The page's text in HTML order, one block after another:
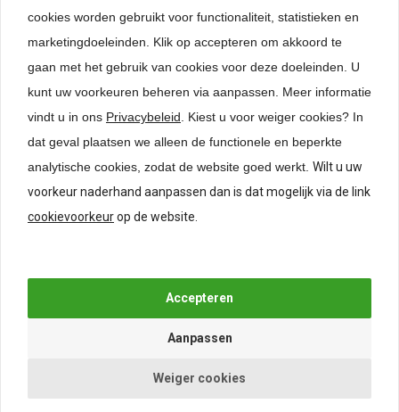
Beoordelingen
Gerelateerde producten
greeplijsten
€
cookies worden gebruikt voor functionaliteit, statistieken en
marketingdoeleinden. Klik op accepteren om akkoord te
gaan met het gebruik van cookies voor deze doeleinden. U
kunt uw voorkeuren beheren via aanpassen.
Meer informatie
vindt u in ons Privacybeleid . Kiest u voor weiger cookies? In
dat geval plaatsen we alleen de functionele en beperkte
analytische cookies, zodat de website goed werkt. Wilt u uw
voorkeur naderhand aanpassen dan is dat mogelijk via de link
cookievoorkeurop de website.
Weiger cookies